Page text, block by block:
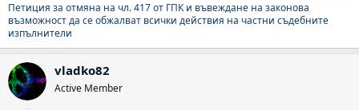
Петиция за отмяна на чл. 417 от ГПК и въвеждане на законова
възможност да се обжалват всички действия на частни съдебните
изпълнители
vladko82
Active Member